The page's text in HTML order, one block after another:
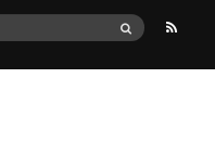
SEARCH